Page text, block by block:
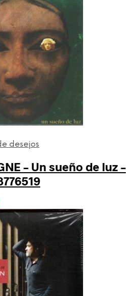
desejos
– Un sueño de luz –